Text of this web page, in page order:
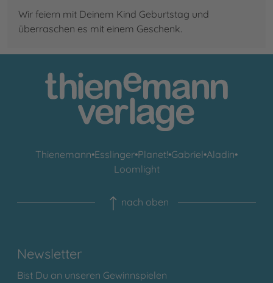
Wir feiern mit Deinem Kind Geburtstag und
überraschen es mit einem Geschenk.
Thienemann•Esslinger•Planet!•Gabriel•Aladin•
Loomlight
nach oben
Newsletter
Bist Du an unseren Gewinnspielen